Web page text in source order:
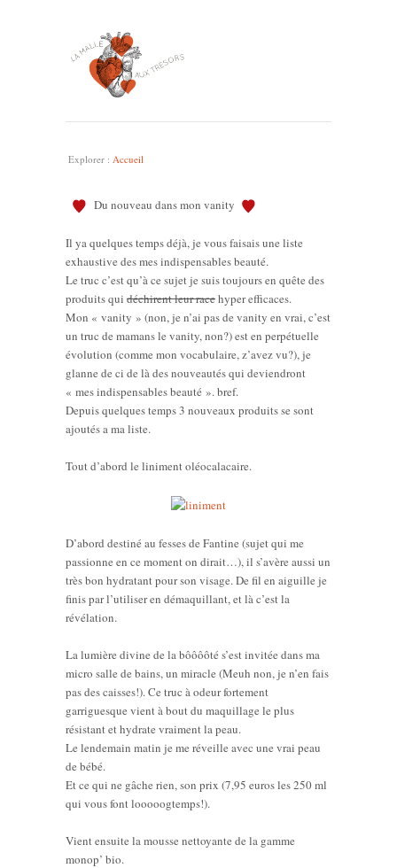
Explorer : Accueil
Du nouveau dans mon vanity
Il ya quelques temps déjà, je vous faisais une liste
exhaustive des mes indispensables beauté.
Le truc c’est qu’à ce sujet je suis toujours en quête des
produits qui déchirent leur racehyper efficaces.
Mon « vanity » (non, je n’ai pas de vanity en vrai, c’est
un truc de mamans le vanity, non?) est en perpétuelle
évolution (comme mon vocabulaire, z’avez vu?), je
glanne de ci de là des nouveautés qui deviendront
« mes indispensables beauté ». bref.
Depuis quelques temps 3 nouveaux produits se sont
ajoutés a ma liste.
Tout d’abord le liniment oléocalacaire.
D’abord destiné au fesses de Fantine (sujet qui me
passionne en ce moment on dirait…), il s’avère aussi un
très bon hydratant pour son visage. De fil en aiguille je
finis par l’utiliser en démaquillant, et là c’est la
révélation.
La lumière divine de la bôôôôté s’est invitée dans ma
micro salle de bains, un miracle (Meuh non, je n’en fais
pas des caisses!). Ce truc à odeur fortement
garriguesque vient à bout du maquillage le plus
résistant et hydrate vraiment la peau.
Le lendemain matin je me réveille avec une vrai peau
de bébé.
Et ce qui ne gâche rien, son prix (7,95 euros les 250 ml
qui vous font looooogtemps!).
Vient ensuite la mousse nettoyante de la gamme
monop’ bio.